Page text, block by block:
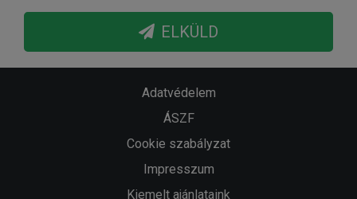
ELKÜLD
Adatvédelem
ÁSZF
Cookie szabályzat
Impresszum
Kiemelt ajánlataink